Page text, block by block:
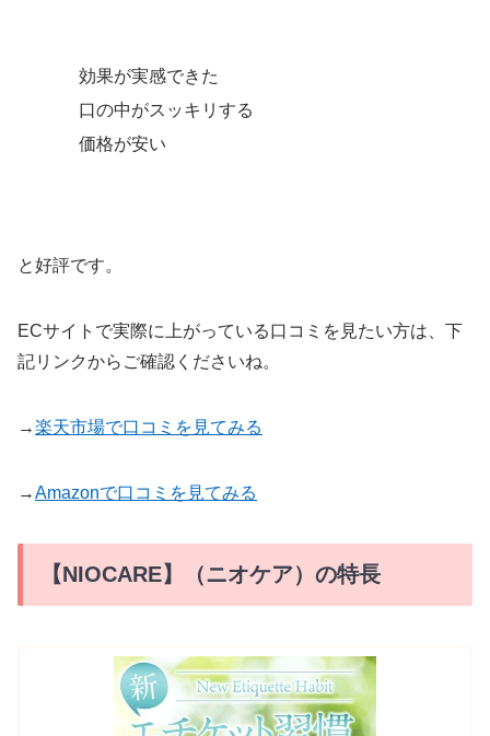
効果が実感できた
口の中がスッキリする
価格が安い
と好評です。
ECサイトで実際に上がっている口コミを見たい方は、下
記リンクからご確認くださいね。
→楽天市場で口コミを見てみる
→Amazonで口コミを見てみる
【NIOCARE】（ニオケア）の特長